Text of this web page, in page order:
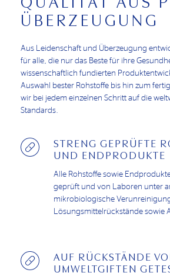
ÜBERZEUGUNG
Aus Leidenschaft und Überzeugung
für alle, die nur das Beste für ihre
wissenschaftlich fundierten
Auswahl bester Rohstoffe bis hin zum
wir bei jedem einzelnen Schritt auf die
Standards.
STRENG GEPRÜFTE
UND ENDPRODUKTE
Alle Rohstoffe sowie
geprüft und von Laboren unter
mikrobiologische
Lösungsmittelrückstände sowie
AUF RÜCKSTÄNDE
UMWELTGIFTEN